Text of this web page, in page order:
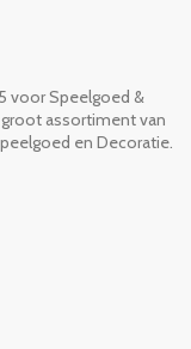
voor Speelgoed &
assortiment van
en Decoratie.